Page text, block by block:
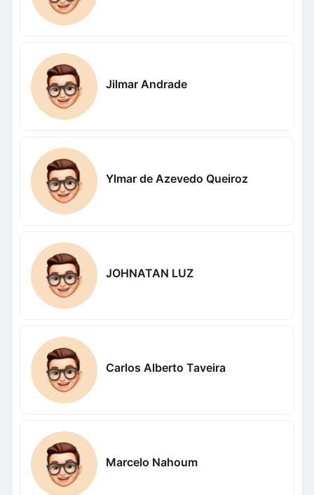
Jilmar Andrade
Ylmar de Azevedo Queiroz
JOHNATAN LUZ
Carlos Alberto Taveira
Marcelo Nahoum